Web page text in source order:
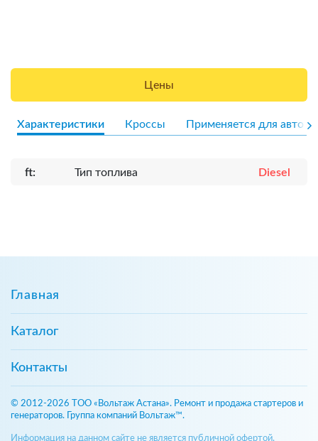
Цены
Характеристики Кроссы Применяется для авто
ft: Тип топлива Diesel
Главная
Каталог
Контакты
© 2012-2026 ТОО «Вольтаж Астана». Ремонт и продажа стартеров и
генераторов. Группа компаний Вольтаж™.
Информация на данном сайте не является публичной офертой,